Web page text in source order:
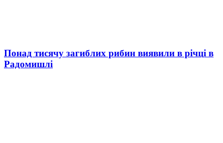
Понад тисячу загиблих рибин виявили в річці в
Радомишлі